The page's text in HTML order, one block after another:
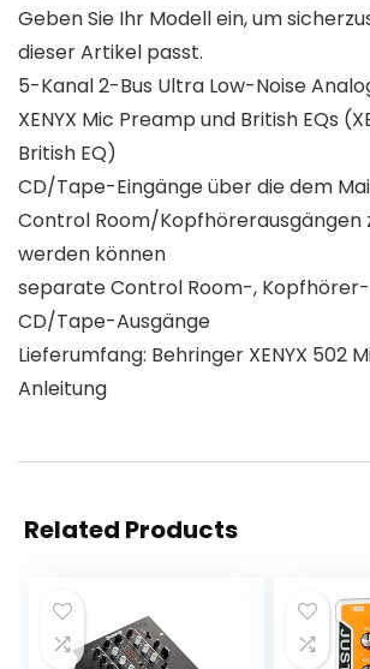
Geben Sie Ihr Modell ein, um
dieser Artikel passt.
5-Kanal 2-Bus Ultra Low-Noise
XENYX Mic Preamp und British EQs
British EQ)
CD/Tape-Eingänge über die dem
Control Room/Kopfhörerausgängen
werden können
separate Control Room-,
CD/Tape-Ausgänge
Lieferumfang: Behringer XENYX 502
Anleitung
Related Products